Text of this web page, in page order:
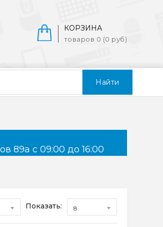
Найти
КОРЗИНА
товаров 0 (0 руб)
89а с 09:00 до 16:00
Показать: 8